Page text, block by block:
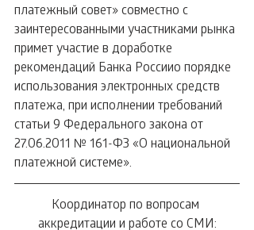
платежный совет» совместно с
заинтересованными участниками рынка
примет участие в доработке
рекомендаций Банка Россиио порядке
использования электронных средств
платежа, при исполнении требований
статьи 9 Федерального закона от
27.06.2011 № 161-ФЗ «О национальной
платежной системе».
Координатор по вопросам
аккредитации и работе со СМИ: